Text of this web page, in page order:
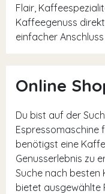
Flair,
Kaffeegenuss
einfacher
Online
Du bist auf der
Espressomaschine
benötigst eine
Genusserlebnis zu
Suche nach besten
bietet ausgewählte